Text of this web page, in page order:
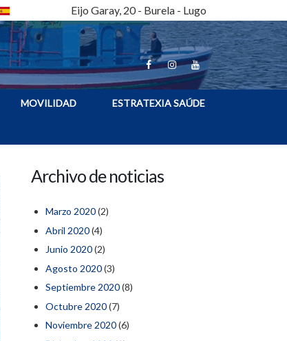
Eijo Garay, 20 - Burela - Lugo
MOVILIDAD ESTRATEXIA SAÚDE
Archivo de noticias
Marzo 2020(2)
Abril 2020(4)
Junio 2020(2)
Agosto 2020(3)
Septiembre 2020(8)
Octubre 2020(7)
Noviembre 2020(6)